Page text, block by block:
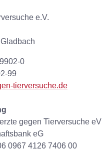
e.V.
0
99
tierversuche.de
gegen Tierversuche eV
eG
0967 4126 7406 00